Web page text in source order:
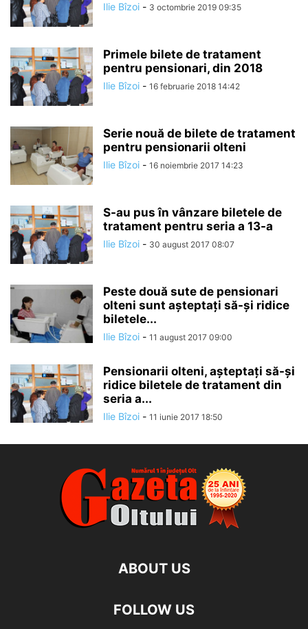
Ilie Bîzoi - 3 octombrie 2019 09:35
Primele bilete de tratament
pentru pensionari, din 2018
Ilie Bîzoi - 16 februarie 2018 14:42
Serie nouă de bilete de tratament
pentru pensionarii olteni
Ilie Bîzoi - 16 noiembrie 2017 14:23
S-au pus în vânzare biletele de
tratament pentru seria a 13-a
Ilie Bîzoi - 30 august 2017 08:07
Peste două sute de pensionari
olteni sunt aşteptaţi să-şi ridice
biletele...
Ilie Bîzoi - 11 august 2017 09:00
Pensionarii olteni, aşteptaţi să-şi
ridice biletele de tratament din
seria a...
Ilie Bîzoi - 11 iunie 2017 18:50
ABOUT US
FOLLOW US